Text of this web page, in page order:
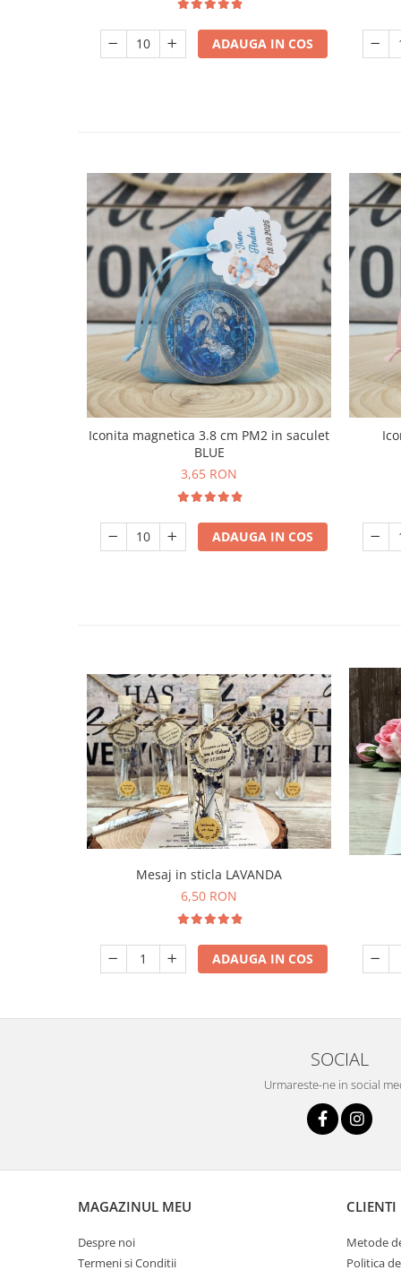
ADAUGA IN COS
Iconita magnetica 3.8 cm PM2 in saculet
BLUE
3,65 RON
ADAUGA IN COS
Mesaj in sticla LAVANDA
6,50 RON
ADAUGA IN COS
SOCIAL
Urmareste-ne in social
MAGAZINUL MEU
Despre noi
Termeni si Conditii
CLIENTI
Metode
Politica